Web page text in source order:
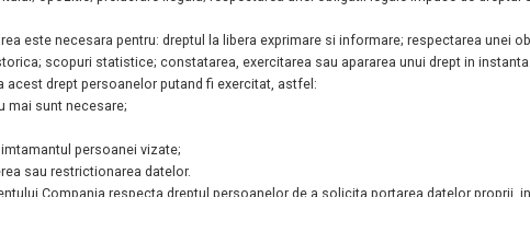
este necesara pentru: dreptul la libera exprimare si informare; respectarea unei
scopuri statistice; constatarea, exercitarea sau apararea unui drept in instanta.
acest drept persoanelor putand fi exercitat, astfel:
mai sunt necesare;
persoanei vizate;
sau restrictionarea datelor.
Compania respecta dreptul persoanelor de a solicita portarea datelor proprii,